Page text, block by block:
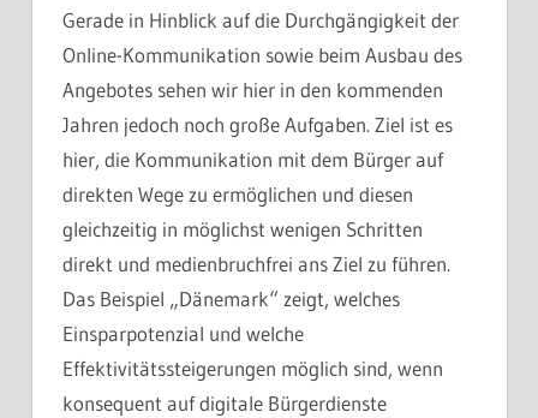
Gerade in Hinblick auf die Durchgängigkeit der
Online-Kommunikation sowie beim Ausbau des
Angebotes sehen wir hier in den kommenden
Jahren jedoch noch große Aufgaben. Ziel ist es
hier, die Kommunikation mit dem Bürger auf
direkten Wege zu ermöglichen und diesen
gleichzeitig in möglichst wenigen Schritten
direkt und medienbruchfrei ans Ziel zu führen.
Das Beispiel „Dänemark“ zeigt, welches
Einsparpotenzial und welche
Effektivitätssteigerungen möglich sind, wenn
konsequent auf digitale Bürgerdienste